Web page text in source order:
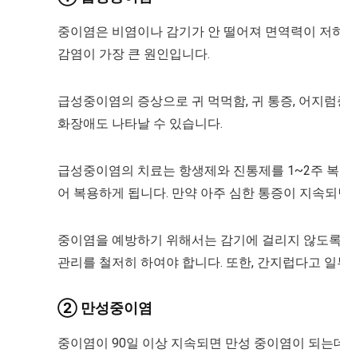
중이염은 비염이나 감기가 안 떨어져 면역력이
감염이 가장 큰 원인입니다.
급성중이염의 증상으로 귀 먹먹함, 귀 통증, 어지
화장애도 나타날 수 있습니다.
급성중이염의 치료는 항생제와 진통제를 1~2주
어 복용하게 됩니다. 만약 아주 심한 통증이 지속
중이염을 예방하기 위해서는 감기에 걸리지 않도
관리를 철저히 하여야 합니다. 또한, 간지럽다고
② 만성중이염
중이염이 90일 이상 지속되면 만성 중이염이 되